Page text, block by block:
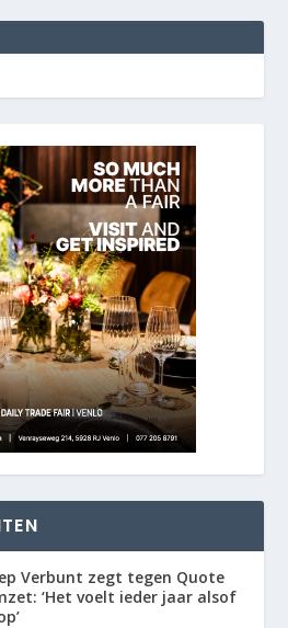
Verbunt zegt tegen Quote
‘Het voelt ieder jaar alsof